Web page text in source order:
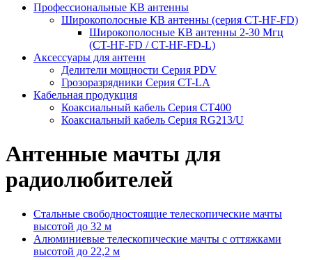
Профессиональные КВ антенны
Широкополосные КВ антенны (серия CT-HF-FD)
Широкополосные КВ антенны 2-30 Мгц
(CT-HF-FD / CT-HF-FD-L)
Аксессуары для антенн
Делители мощности Серия PDV
Грозоразрядники Серия CT-LA
Кабельная продукция
Коаксиальный кабель Серия СТ400
Коаксиальный кабель Серия RG213/U
Антенные мачты для
радиолюбителей
Стальные свободностоящие телескопические мачты
высотой до 32 м
Алюминиевые телескопические мачты с оттяжками
высотой до 22,2 м